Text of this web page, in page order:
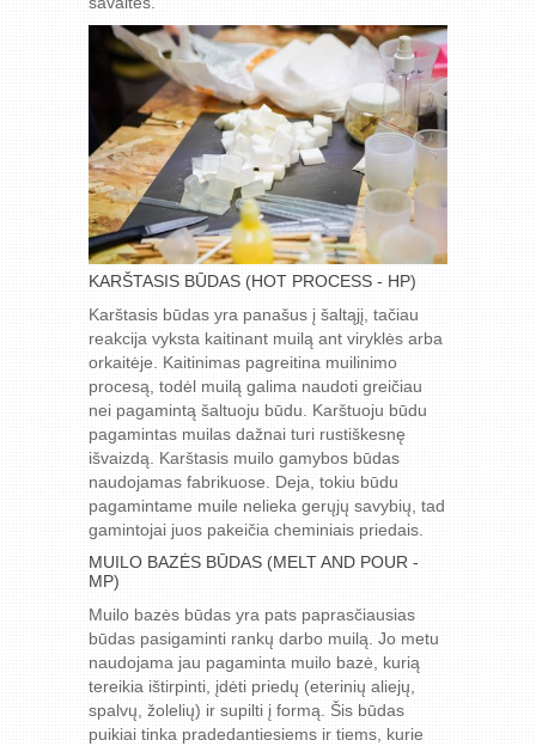
KARŠTASIS BŪDAS (HOT PROCESS - HP)
Karštasis būdas yra panašus į šaltąjį, tačiau
reakcija vyksta kaitinant muilą ant viryklės arba
orkaitėje. Kaitinimas pagreitina muilinimo
procesą, todėl muilą galima naudoti greičiau
nei pagamintą šaltuoju būdu. Karštuoju būdu
pagamintas muilas dažnai turi rustiškesnę
išvaizdą. Karštasis muilo gamybos būdas
naudojamas fabrikuose. Deja, tokiu būdu
pagamintame muile nelieka gerųjų savybių, tad
gamintojai juos pakeičia cheminiais priedais.
MUILO BAZĖS BŪDAS (MELT AND POUR -
MP)
Muilo bazės būdas yra pats paprasčiausias
būdas pasigaminti rankų darbo muilą. Jo metu
naudojama jau pagaminta muilo bazė, kurią
tereikia ištirpinti, įdėti priedų (eterinių aliejų,
spalvų, žolelių) ir supilti į formą. Šis būdas
puikiai tinka pradedantiesiems ir tiems, kurie